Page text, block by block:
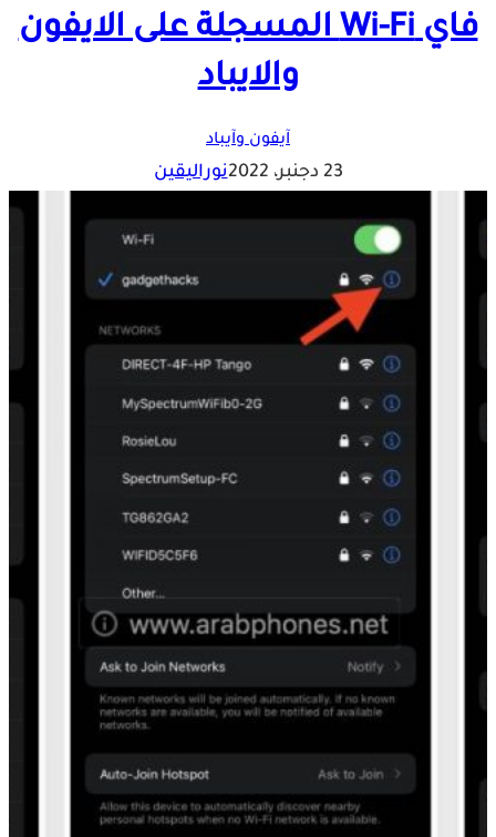
فاي Wi-Fi المسجلة على الايفون
والايباد
آيفون وآيباد
23 دجنبر، 2022 نوراليقين